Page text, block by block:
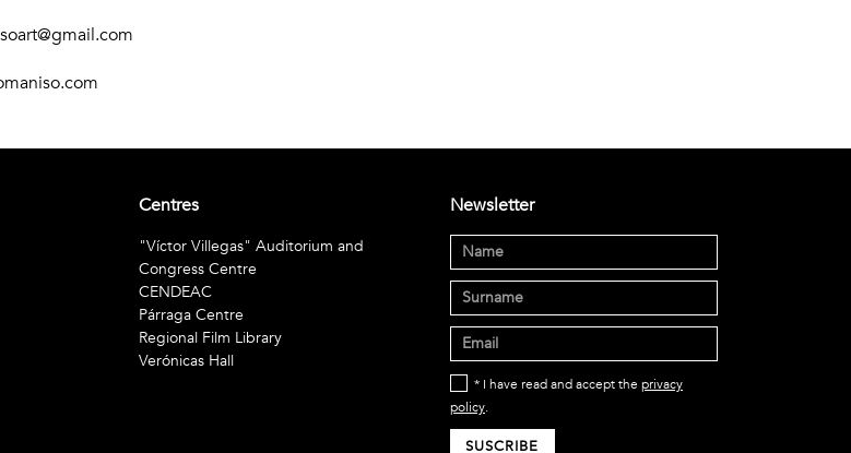
Centres
"Víctor Villegas" Auditorium and
Congress Centre
CENDEAC
Párraga Centre
Regional Film Library
Verónicas Hall
Newsletter
* I have read and accept the privacy
policy.
SUSCRIBE